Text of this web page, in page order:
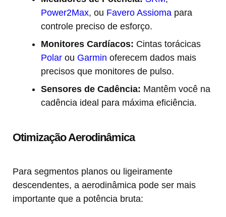
Power2Max, ou Favero Assioma para
controle preciso de esforço.
Monitores Cardíacos: Cintas torácicas
Polar ou Garmin oferecem dados mais
precisos que monitores de pulso.
Sensores de Cadência: Mantêm você na
cadência ideal para máxima eficiência.
Otimização Aerodinâmica
Para segmentos planos ou ligeiramente
descendentes, a aerodinâmica pode ser mais
importante que a potência bruta: